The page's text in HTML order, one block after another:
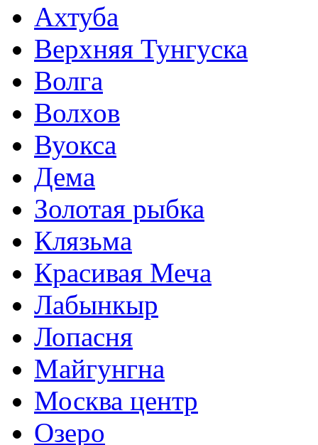
Ахтуба
Верхняя Тунгуска
Волга
Волхов
Вуокса
Дема
Золотая рыбка
Клязьма
Красивая Меча
Лабынкыр
Лопасня
Майгунгна
Москва центр
Озеро